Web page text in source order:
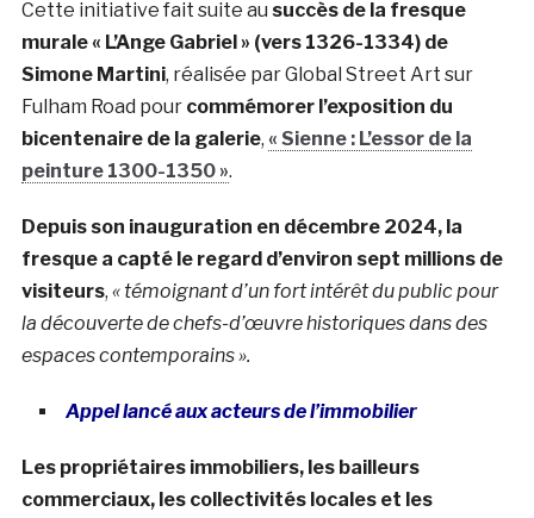
Cette initiative fait suite au succès de la fresque
murale « L’Ange Gabriel » (vers 1326-1334) de
Simone Martini, réalisée par Global Street Art sur
Fulham Road pour commémorer l’exposition du
bicentenaire de la galerie, « Sienne : L’essor de la
peinture 1300-1350 ».
Depuis son inauguration en décembre 2024, la
fresque a capté le regard d’environ sept millions de
visiteurs, « témoignant d’un fort intérêt du public pour
la découverte de chefs-d’œuvre historiques dans des
espaces contemporains ».
Appel lancé aux acteurs de l’immobilier
Les propriétaires immobiliers, les bailleurs
commerciaux, les collectivités locales et les